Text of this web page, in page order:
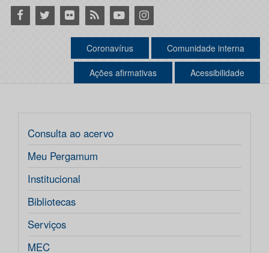
Facebook
Twitter Flickr RSS YoutubeInstagram
Coronavírus Comunidade interna
Ações afirmativas Acessibilidade
Consulta ao acervo
Meu Pergamum
Institucional
Bibliotecas
Serviços
MEC